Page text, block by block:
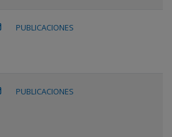
PUBLICACIONES
PUBLICACIONES